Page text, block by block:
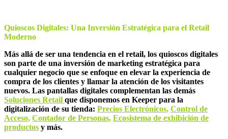
Quioscos Digitales: Una Inversión Estratégica para el Retail
Moderno
Más allá de ser una tendencia en el retail, los quioscos digitales
son parte de una inversión de marketing estratégica para
cualquier negocio que se enfoque en elevar la experiencia de
compra de los clientes y llamar la atención de los visitantes
nuevos. Las pantallas digitales complementan las demás
Soluciones Retail que disponemos en Keeper para la
digitalización de su tienda: Precios Electrónicos, Control de
Acceso, Contador de Personas, Ecosistema de exhibición de
productos y más.